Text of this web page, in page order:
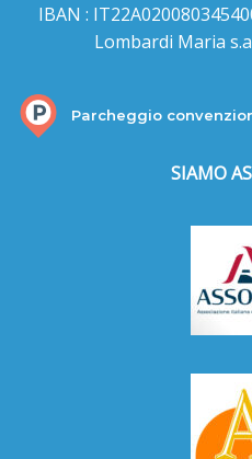
IBAN :
Lombardi Maria
Parcheggio
SIAMO